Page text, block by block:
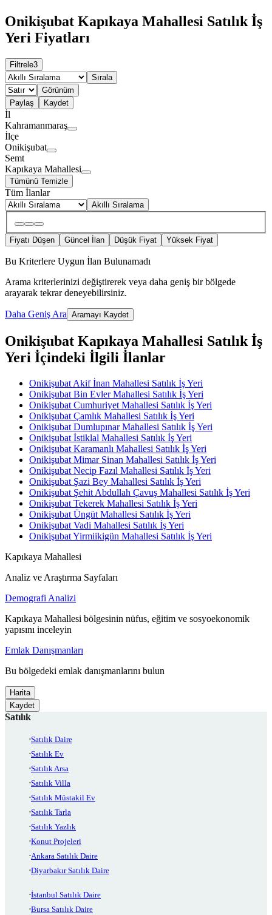
Onikişubat Kapıkaya Mahallesi Satılık İş
Yeri Fiyatları
Filtrele3
Sırala
Görünüm
Paylaş
Kaydet
İl
Kahramanmaraş
İlçe
Onikişubat
Semt
Kapıkaya Mahallesi
Tümünü Temizle
Tüm İlanlar
Akıllı Sıralama
Fiyatı Düşen Güncel İlan Düşük Fiyat Yüksek Fiyat
Bu Kriterlere Uygun İlan Bulunamadı
Arama kriterlerinizi değiştirerek veya daha geniş bir bölgede
arayarak tekrar deneyebilirsiniz.
Daha Geniş Ara Aramayı Kaydet
Onikişubat Kapıkaya Mahallesi Satılık İş
Yeri İçindeki İlgili İlanlar
Onikişubat Akif İnan Mahallesi Satılık İş Yeri
Onikişubat Bin Evler Mahallesi Satılık İş Yeri
Onikişubat Cumhuriyet Mahallesi Satılık İş Yeri
Onikişubat Çamlık Mahallesi Satılık İş Yeri
Onikişubat Dumlupınar Mahallesi Satılık İş Yeri
Onikişubat İstiklal Mahallesi Satılık İş Yeri
Onikişubat Karamanlı Mahallesi Satılık İş Yeri
Onikişubat Mimar Sinan Mahallesi Satılık İş Yeri
Onikişubat Necip Fazıl Mahallesi Satılık İş Yeri
Onikişubat Şazi Bey Mahallesi Satılık İş Yeri
Onikişubat Şehit Abdullah Çavuş Mahallesi Satılık İş Yeri
Onikişubat Tekerek Mahallesi Satılık İş Yeri
Onikişubat Üngüt Mahallesi Satılık İş Yeri
Onikişubat Vadi Mahallesi Satılık İş Yeri
Onikişubat Yirmiikigün Mahallesi Satılık İş Yeri
Kapıkaya Mahallesi
Analiz ve Araştırma Sayfaları
Demografi Analizi
Kapıkaya Mahallesi bölgesinin nüfus, eğitim ve sosyoekonomik
yapısını inceleyin
Emlak Danışmanları
Bu bölgedeki emlak danışmanlarını bulun
Harita
Kaydet
Satılık
Satılık Daire
Satılık Ev
Satılık Arsa
Satılık Villa
Satılık Müstakil Ev
Satılık Tarla
Satılık Yazlık
Konut Projeleri
Ankara Satılık Daire
Diyarbakır Satılık Daire
İstanbul Satılık Daire
Bursa Satılık Daire